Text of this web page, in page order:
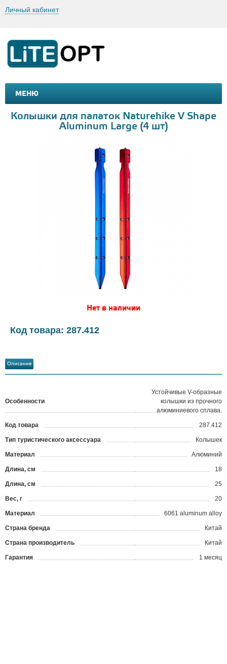
Личный кабинет
МЕНЮ
МАШИНКИ И МОТОЦИКЛЫ
Колышки для палаток Naturehike V Shape
Aluminum Large (4 шт)
Нет в наличии
Код товара: 287.412
Описание
Особенности
Устойчивые V-образные
колышки из прочного
алюминиевого сплава.
Код товара 287.412
Тип туристического аксессуара Колышек
Материал Алюминий
Длина, см 18
Длина, см 25
Вес, г 20
Материал 6061 aluminum alloy
Страна бренда Китай
Страна производитель Китай
Гарантия 1 месяц